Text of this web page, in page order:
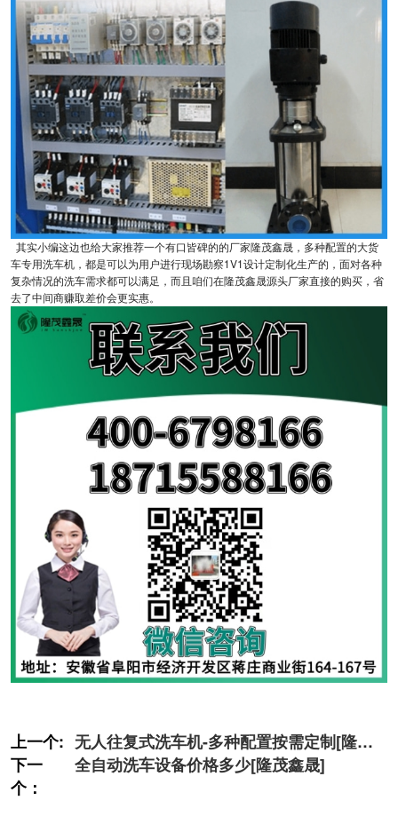
其实小编这边也给大家推荐一个有口皆碑的的厂家隆茂鑫晟，多种配置的大货
车专用洗车机，都是可以为用户进行现场勘察1V1设计定制化生产的，面对各种
复杂情况的洗车需求都可以满足，而且咱们在隆茂鑫晟源头厂家直接的购买，省
去了中间商赚取差价会更实惠。
上一个: 无人往复式洗车机-多种配置按需定制[隆茂
鑫晟]
下一
个：
全自动洗车设备价格多少[隆茂鑫晟]